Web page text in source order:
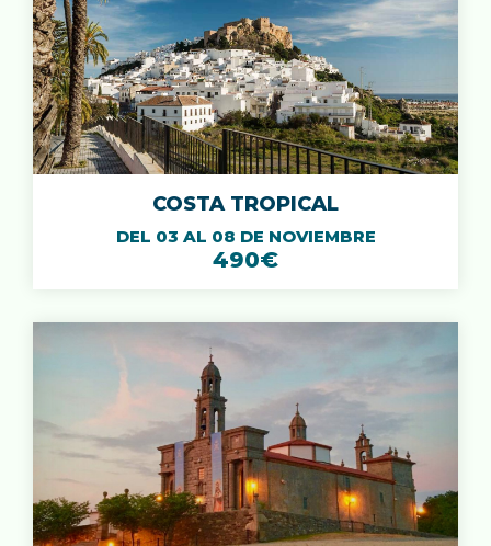
COSTA TROPICAL
DEL 03 AL 08 DE NOVIEMBRE
490€